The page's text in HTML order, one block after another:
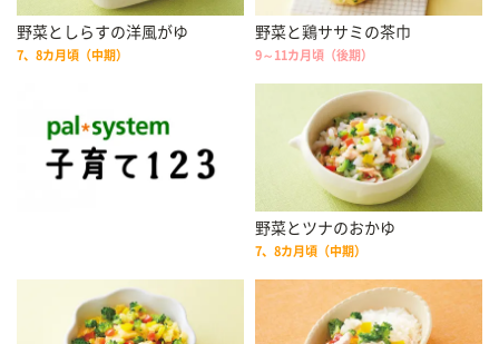
野菜としらすの洋風がゆ
7、8カ月頃（中期）
野菜と鶏ササミの茶巾
9～11カ月頃（後期）
野菜とツナのおかゆ
7、8カ月頃（中期）